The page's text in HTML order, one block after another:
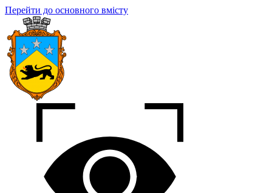
Перейти до основного вмісту